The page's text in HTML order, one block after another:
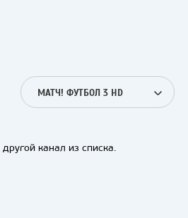
МАТЧ! ФУТБОЛ 3 HD
канал из списка.